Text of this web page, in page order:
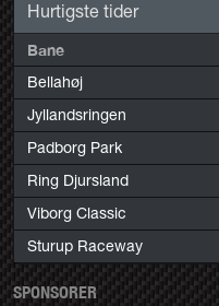
Hurtigste tider
Bane
Bellahøj
Jyllandsringen
Padborg Park
Ring Djursland
Viborg Classic
Sturup Raceway
SPONSORER